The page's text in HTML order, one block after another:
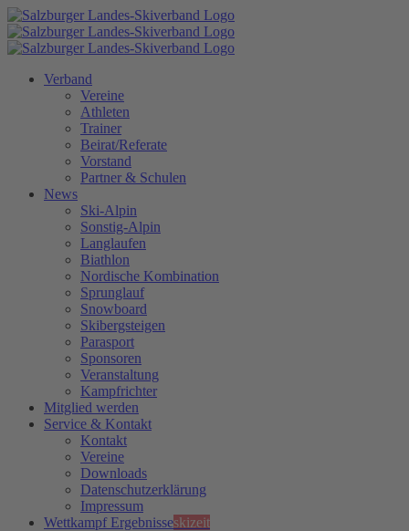
Zum
Inhalt
springen
Verband
Vereine
Athleten
Trainer
Beirat/Referate
Vorstand
Partner & Schulen
News
Ski-Alpin
Sonstig-Alpin
Langlaufen
Biathlon
Nordische Kombination
Sprunglauf
Snowboard
Skibergsteigen
Parasport
Sponsoren
Veranstaltung
Kampfrichter
Mitglied werden
Service & Kontakt
Kontakt
Vereine
Downloads
Datenschutzerklärung
Impressum
Wettkampf Ergebnisseskizeit